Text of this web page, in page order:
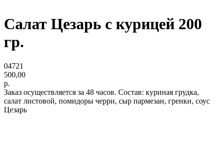
Салат Цезарь с курицей 200
гр.
04721
500,00
р.
Заказ осуществляется за 48 часов. Состав: куриная грудка,
салат листовой, помидоры черри, сыр пармезан, гренки, соус
Цезарь